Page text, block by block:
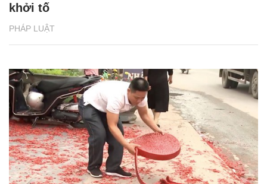
PHÁP LUẬT
khởi tố